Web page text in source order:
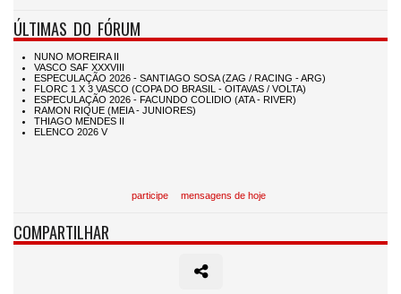
ÚLTIMAS DO FÓRUM
participe mensagens de hoje
COMPARTILHAR